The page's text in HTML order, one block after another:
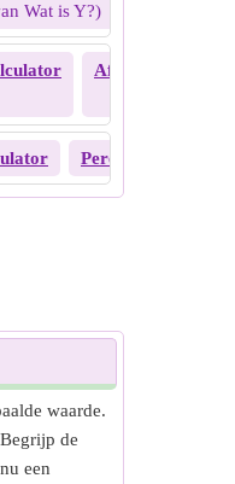
Wat is Y?)
Afname door
Percentage
waarde.
de
een